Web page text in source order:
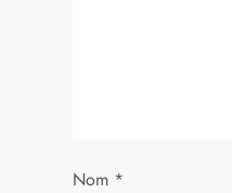
e
Nom *